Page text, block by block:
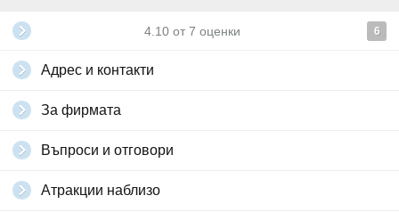
4.10 от 7 оценки 6
Адрес и контакти
За фирмата
Въпроси и отговори
Атракции наблизо